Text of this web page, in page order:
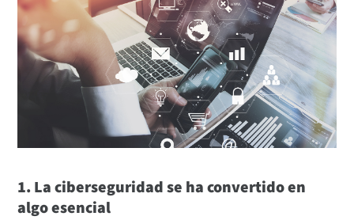
1. La ciberseguridad se ha convertido en
algo esencial